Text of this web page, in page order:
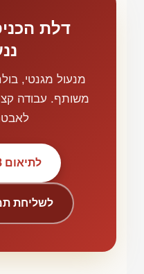
דלת
מנעול מגנטי,
משותף. עבודה
לתיאום 050-8834328
לשליחת